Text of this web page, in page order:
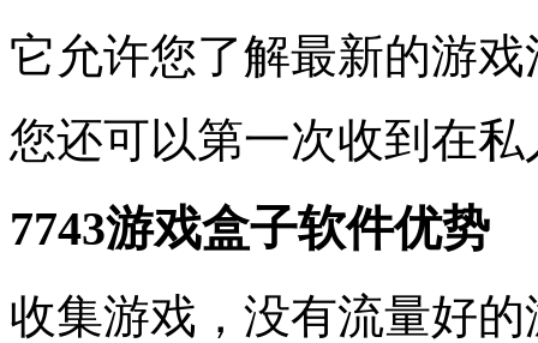
它允许您了解最新的游
您还可以第一次收到在
7743游戏盒子软件优势
收集游戏，没有流量好